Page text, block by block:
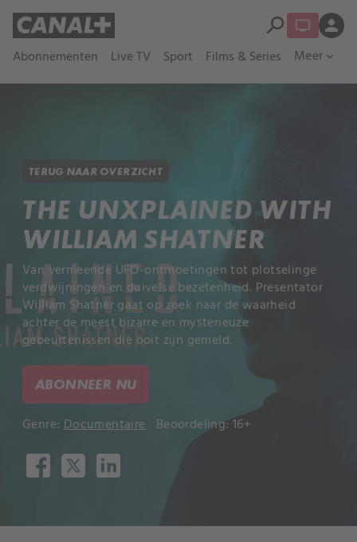
Abonnementen Live TV Sport Films & Series Meer expand_more
search person
TERUG NAAR OVERZICHT
THE UNXPLAINED WITH
WILLIAM SHATNER
Van vermeende UFO-ontmoetingen tot plotselinge
verdwijningen en duivelse bezetenheid. Presentator
William Shatner gaat op zoek naar de waarheid
achter de meest bizarre en mysterieuze
gebeurtenissen die ooit zijn gemeld.
ABONNEER NU
Genre: Documentaire Beoordeling: 16+